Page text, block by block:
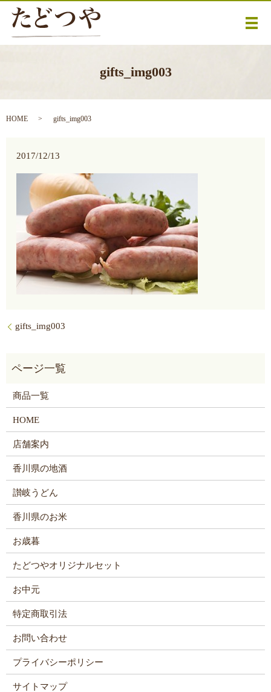
メ
gifts_img003
HOME gifts_img003
2017/12/13
gifts_img003
商品一覧
HOME
店舗案内
香川県の地酒
讃岐うどん
香川県のお米
お歳暮
たどつやオリジナルセット
お中元
特定商取引法
お問い合わせ
プライバシーポリシー
サイトマップ